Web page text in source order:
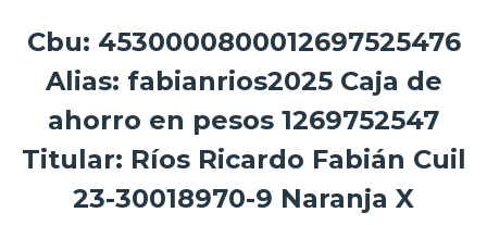
Cbu: 4530000800012697525476
Alias: fabianrios2025 Caja de
ahorro en pesos 1269752547
Titular: Ríos Ricardo Fabián Cuil
23-30018970-9 Naranja X